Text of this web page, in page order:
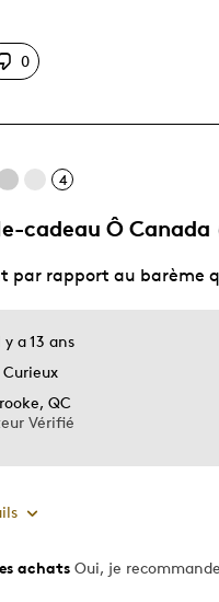
condition
Collectionneur
0
4
cadeau Ô Canada
y a 13 ans
Curieux
QC
Vérifié
par rapport au barème
achats Oui, je